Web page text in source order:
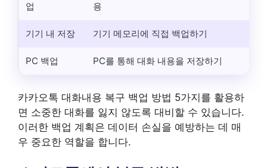
업
용
기기 내 저장 기기 메모리에 직접 백업하기
PC 백업 PC를 통해 대화 내용을 저장하기
카카오톡 대화내용 복구 백업 방법 5가지를 활용하
면 소중한 대화를 잃지 않도록 대비할 수 있습니다.
이러한 백업 계획은 데이터 손실을 예방하는 데 매
우 중요한 역할을 합니다.